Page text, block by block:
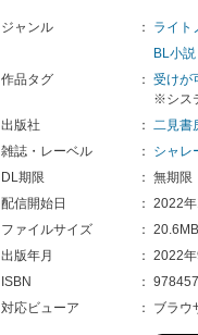
ジャンル ：
ライト
BL小説
作品タグ
： 受けが
※シス
出版社
： 二見書
雑誌・レーベル
：
シャレ
DL期限
： 無期限
配信開始日
： 2022
ファイルサイズ
： 20.6MB
出版年月
： 2022年
ISBN
：
対応ビューア
： ブラウ